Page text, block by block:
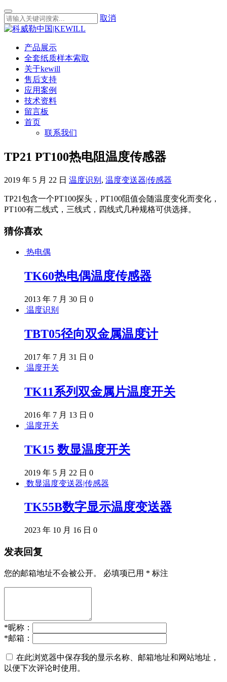
取消
产品展示
全套纸质样本索取
关于kewill
售后支持
应用案例
技术资料
留言板
首页
联系我们
TP21 PT100热电阻温度传感器
2019 年 5 月 22 日 温度识别 , 温度变送器|传感器
TP21包含一个PT100探头，PT100阻值会随温度变化而变化，
PT100有二线式，三线式，四线式几种规格可供选择。
猜你喜欢
热电偶
TK60热电偶温度传感器
2013 年 7 月 30 日 0
温度识别
TBT05径向双金属温度计
2017 年 7 月 31 日 0
温度开关
TK11系列双金属片温度开关
2016 年 7 月 13 日 0
温度开关
TK15 数显温度开关
2019 年 5 月 22 日 0
数显温度变送器|传感器
TK55B数字显示温度变送器
2023 年 10 月 16 日 0
发表回复
您的邮箱地址不会被公开。 必填项已用 * 标注
*昵称：
*邮箱：
在此浏览器中保存我的显示名称、邮箱地址和网站地址，
以便下次评论时使用。